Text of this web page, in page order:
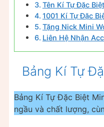
Tên Kí Tự Đặc
1001 Kí Tự Đặc
Tặng Nick Mini
Liên Hệ Nhận
Bảng Kí Tự
Bảng Kí Tự Đặc Biệt
ngầu và chất lượng,